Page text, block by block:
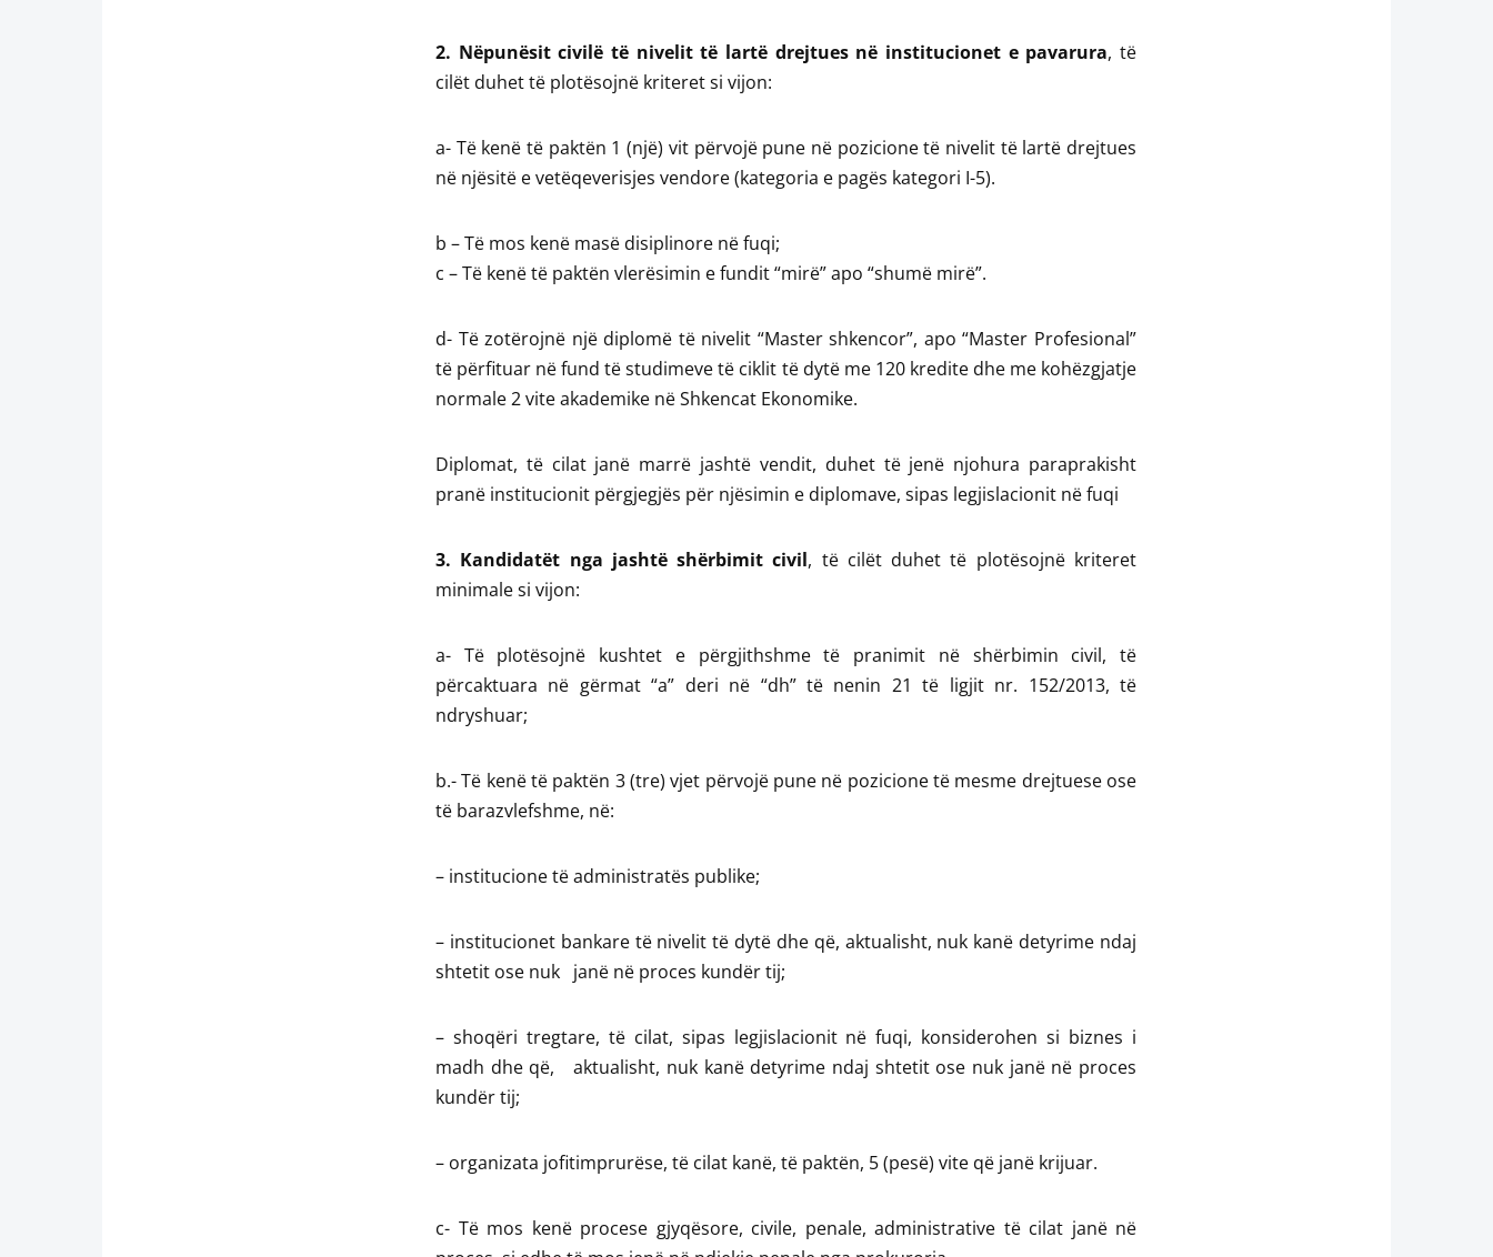
2. Nëpunësit civilë të nivelit të lartë drejtues në institucionet e pavarura, të
cilët duhet të plotësojnë kriteret si vijon:
a- Të kenë të paktën 1 (një) vit përvojë pune në pozicione të nivelit të lartë drejtues
në njësitë e vetëqeverisjes vendore (kategoria e pagës kategori I-5).
b – Të mos kenë masë disiplinore në fuqi;
c – Të kenë të paktën vlerësimin e fundit “mirë” apo “shumë mirë”.
d- Të zotërojnë një diplomë të nivelit “Master shkencor”, apo “Master Profesional”
të përfituar në fund të studimeve të ciklit të dytë me 120 kredite dhe me kohëzgjatje
normale 2 vite akademike në Shkencat Ekonomike.
Diplomat, të cilat janë marrë jashtë vendit, duhet të jenë njohura paraprakisht
pranë institucionit përgjegjës për njësimin e diplomave, sipas legjislacionit në fuqi
3. Kandidatët nga jashtë shërbimit civil, të cilët duhet të plotësojnë kriteret
minimale si vijon:
a- Të plotësojnë kushtet e përgjithshme të pranimit në shërbimin civil, të
përcaktuara në gërmat “a” deri në “dh” të nenin 21 të ligjit nr. 152/2013, të
ndryshuar;
b.- Të kenë të paktën 3 (tre) vjet përvojë pune në pozicione të mesme drejtuese ose
të barazvlefshme, në:
– institucione të administratës publike;
– institucionet bankare të nivelit të dytë dhe që, aktualisht, nuk kanë detyrime ndaj
shtetit ose nuk janë në proces kundër tij;
– shoqëri tregtare, të cilat, sipas legjislacionit në fuqi, konsiderohen si biznes i
madh dhe që, aktualisht, nuk kanë detyrime ndaj shtetit ose nuk janë në proces
kundër tij;
– organizata jofitimprurëse, të cilat kanë, të paktën, 5 (pesë) vite që janë krijuar.
c- Të mos kenë procese gjyqësore, civile, penale, administrative të cilat janë në